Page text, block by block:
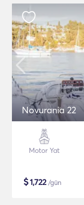
Novurania 22
Motor Yat
$1,722/gün